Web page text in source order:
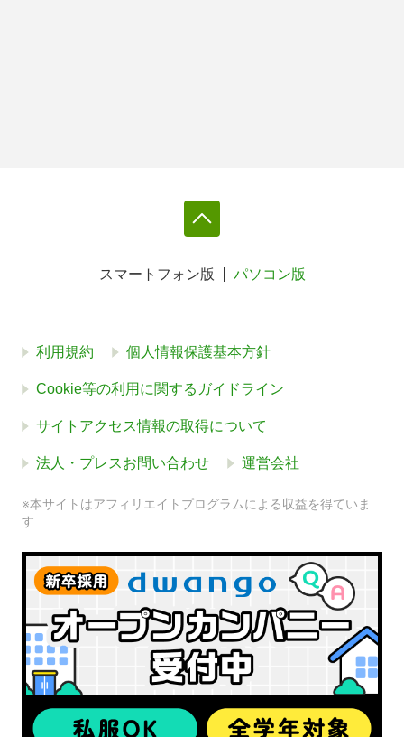
スマートフォン版 パソコン版
利用規約 個人情報保護基本方針
Cookie等の利用に関するガイドライン
サイトアクセス情報の取得について
法人・プレスお問い合わせ 運営会社
※本サイトはアフィリエイトプログラムによる収益を得ていま
す